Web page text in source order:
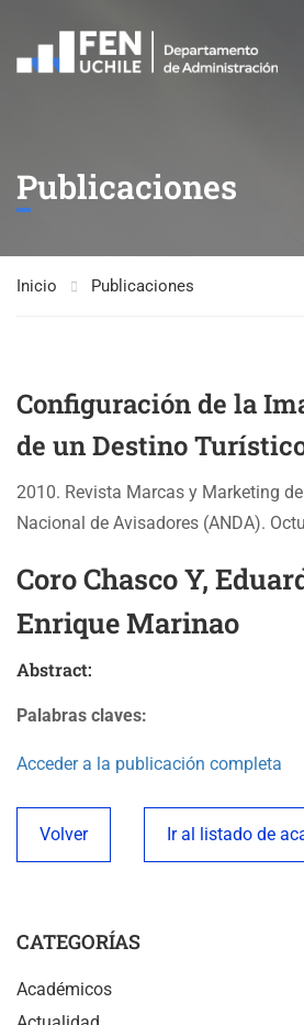
Publicaciones
Inicio Publicaciones
Configuración de la
de un Destino
2010. Revista Marcas y Marketing
Nacional de Avisadores (ANDA).
Coro Chasco Y,
Enrique Marinao
Abstract:
Palabras claves:
Acceder a la publicación completa
Volver Ir al listado de
CATEGORÍAS
Académicos